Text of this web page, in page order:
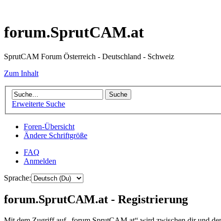
forum.SprutCAM.at
SprutCAM Forum Österreich - Deutschland - Schweiz
Zum Inhalt
Erweiterte Suche
Foren-Übersicht
Ändere Schriftgröße
FAQ
Anmelden
Sprache:
forum.SprutCAM.at - Registrierung